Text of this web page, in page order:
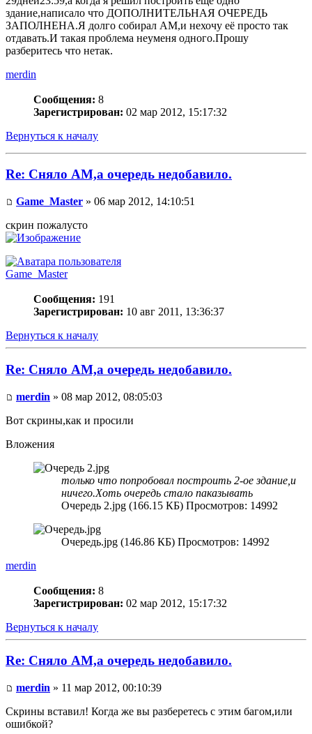
здание,написало что ДОПОЛНИТЕЛЬНАЯ ОЧЕРЕДЬ
ЗАПОЛНЕНА.Я долго собирал АМ,и нехочу её просто так
отдавать.И такая проблема неуменя одного.Прошу
разберитесь что нетак.
merdin
Сообщения: 8
Зарегистрирован: 02 мар 2012, 15:17:32
Вернуться к началу
Re: Сняло АМ,а очередь недобавило.
Game_Master » 06 мар 2012, 14:10:51
скрин пожалусто
Game_Master
Сообщения: 191
Зарегистрирован: 10 авг 2011, 13:36:37
Вернуться к началу
Re: Сняло АМ,а очередь недобавило.
merdin » 08 мар 2012, 08:05:03
Вот скрины,как и просили
Вложения
только что попробовал построить 2-ое здание,и
ничего.Хоть очередь стало паказывать
Очередь 2.jpg (166.15 КБ) Просмотров: 14992
Очередь.jpg (146.86 КБ) Просмотров: 14992
merdin
Сообщения: 8
Зарегистрирован: 02 мар 2012, 15:17:32
Вернуться к началу
Re: Сняло АМ,а очередь недобавило.
merdin » 11 мар 2012, 00:10:39
Скрины вставил! Когда же вы разберетесь с этим багом,или
ошибкой?